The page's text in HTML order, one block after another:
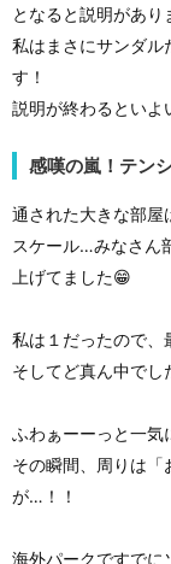
となると説明があり
私はまさにサンダル
す！
説明が終わるといよ
感嘆の嵐！テン
通された大きな部屋
スケール…みなさん
上げてました😁
私は１だったので、
そしてど真ん中でし
ふわぁーーっと一気
その瞬間、周りは
が…！！
海外パークですでに